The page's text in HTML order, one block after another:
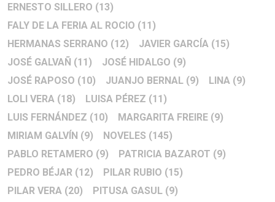
ERNESTO SILLERO (13)
FALY DE LA FERIA AL ROCIO (11)
HERMANAS SERRANO (12) JAVIER GARCÍA (15)
JOSÉ GALVAÑ (11) JOSÉ HIDALGO (9)
JOSÉ RAPOSO (10) JUANJO BERNAL (9) LINA (9)
LOLI VERA (18) LUISA PÉREZ (11)
LUIS FERNÁNDEZ (10) MARGARITA FREIRE (9)
MIRIAM GALVÍN (9) NOVELES (145)
PABLO RETAMERO (9) PATRICIA BAZAROT (9)
PEDRO BÉJAR (12) PILAR RUBIO (15)
PILAR VERA (20) PITUSA GASUL (9)